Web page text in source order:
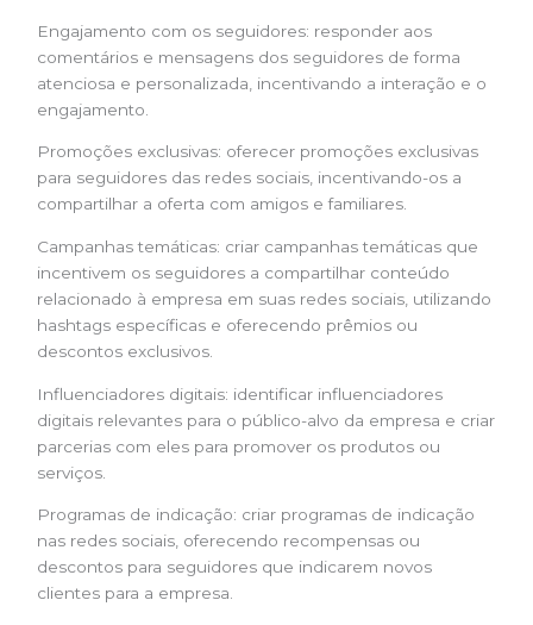
Engajamento com os seguidores: responder aos
comentários e mensagens dos seguidores de forma
atenciosa e personalizada, incentivando a interação e o
engajamento.
Promoções exclusivas: oferecer promoções exclusivas
para seguidores das redes sociais, incentivando-os a
compartilhar a oferta com amigos e familiares.
Campanhas temáticas: criar campanhas temáticas que
incentivem os seguidores a compartilhar conteúdo
relacionado à empresa em suas redes sociais, utilizando
hashtags específicas e oferecendo prêmios ou
descontos exclusivos.
Influenciadores digitais: identificar influenciadores
digitais relevantes para o público-alvo da empresa e criar
parcerias com eles para promover os produtos ou
serviços.
Programas de indicação: criar programas de indicação
nas redes sociais, oferecendo recompensas ou
descontos para seguidores que indicarem novos
clientes para a empresa.